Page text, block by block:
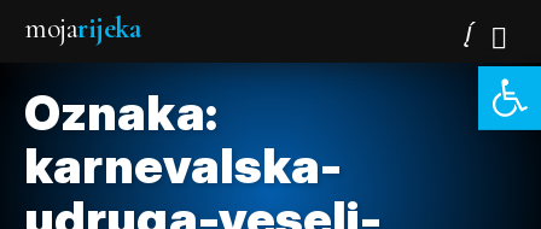
mojarijeka
Oznaka:
karnevalska-